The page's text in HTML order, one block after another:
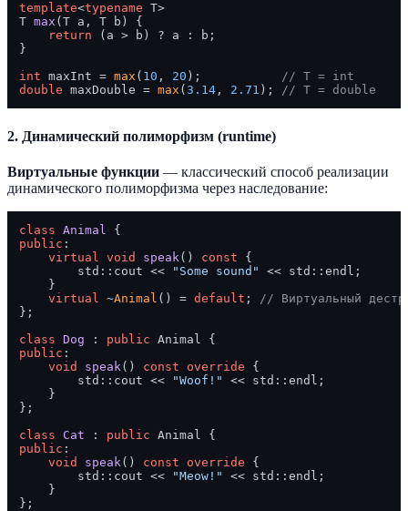
template<typename T>
T max (T a, T b)
{
return (a > b) ? a : b;
}
int maxInt = max ( 10 , 20 ); // T = int
double maxDouble = max ( 3.14 , 2.71 ); // T = double
2. Динамический полиморфизм (runtime)
Виртуальные функции — классический способ реализации
динамического полиморфизма через наследование:
class Animal
public :
virtual void speak() const
{
        std::cout <<
"Some sound"
<< std::endl;
    }
virtual ~Animal () = default ; // Виртуальный
};
class Dog : public
public :
void
speak() const override
{
        std::cout <<
"Woof!"
<< std::endl;
    }
};
class
Cat : public
public :
void
speak() const override
{
        std::cout <<
"Meow!"
<< std::endl;
    }
};